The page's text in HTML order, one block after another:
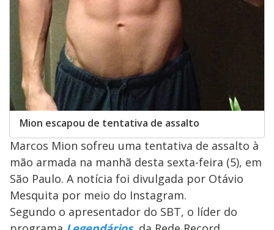
Mion escapou de tentativa de assalto
Marcos Mion sofreu uma tentativa de assalto à
mão armada na manhã desta sexta-feira (5), em
São Paulo. A notícia foi divulgada por Otávio
Mesquita por meio do Instagram.
Segundo o apresentador do SBT, o líder do